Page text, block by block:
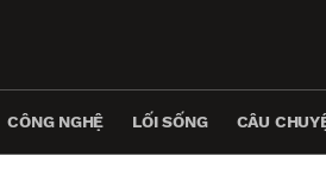
CÔNG NGHỆ LỐI SỐNG CÂU